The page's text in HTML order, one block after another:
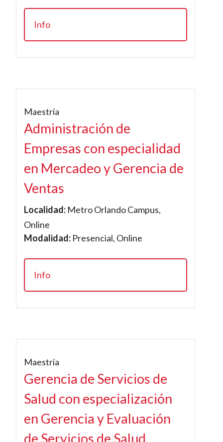
Info
Maestría
Administración de
Empresas con especialidad
en Mercadeo y Gerencia de
Ventas
Localidad: Metro Orlando Campus,
Online
Modalidad: Presencial, Online
Info
Maestría
Gerencia de Servicios de
Salud con especialización
en Gerencia y Evaluación
de Servicios de Salud